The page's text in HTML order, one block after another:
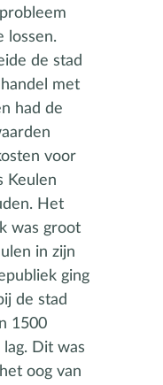
lossen.
de stad
met
had de
voor
Keulen
Het
was groot
in zijn
ging
de stad
1500
Dit was
oog van